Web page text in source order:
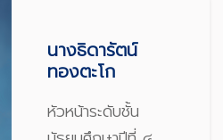
นางธิดารัตน์
ทองตะโก
หัวหน้าระดับชั้น